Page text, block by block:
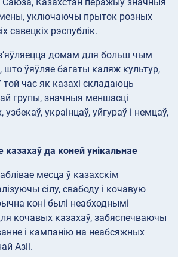
уключаючы прыток розных
савецкіх рэспублік.
домам для больш чым
што ўяўляе багаты каляж культур,
час як казахі складаюць
групы, значныя меншасці
украінцаў, уйгураў і немцаў,
да коней унікальнае
месца ў казахскім
сілу, свабоду і кочавую
коні былі неабходнымі
кочавых казахаў, забяспечваючы
і кампанію на неабсяжных
Азіі.